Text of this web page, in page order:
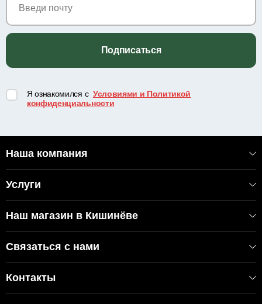
Подписаться
Я ознакомился с Условиями и Политикой
конфиденциальности
Наша компания
Услуги
Наш магазин в Кишинёве
Связаться с нами
Контакты